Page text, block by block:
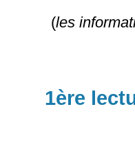
(les
1ère